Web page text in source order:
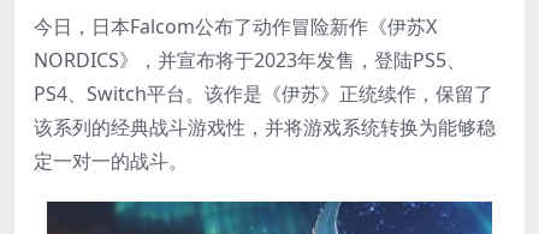
今日，日本Falcom公布了动作冒险新作《伊苏X
NORDICS》，并宣布将于2023年发售，登陆PS5、
PS4、Switch平台。该作是《伊苏》正统续作，保留了
该系列的经典战斗游戏性，并将游戏系统转换为能够稳
定一对一的战斗。